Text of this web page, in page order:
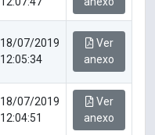
18/07/2019
12:05:34
Ver
anexo
18/07/2019
12:04:51
Ver
anexo